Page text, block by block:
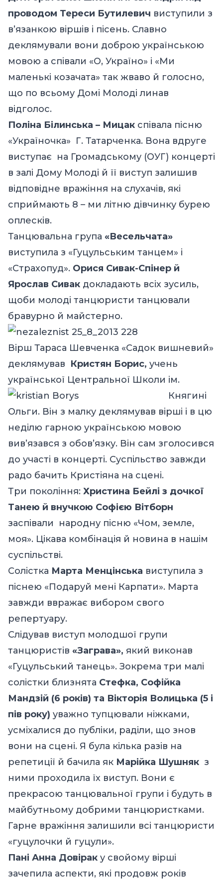
проводом Тереси Бутилевич виступили з
в’язанкою віршів і пісень. Славно
деклямували вони доброю українською
мовою а співали «О, Україно» і «Ми
маленькі козачата» так жваво й голосно,
що по всьому Домі Молоді линав
відголос.
Поліна Білинська – Мицак співала пісню
«Україночка» Г. Татарченка. Вона вдруге
виступає на Громадському (ОУГ) концерті
в залі Дому Молоді й її виступ залишив
відповідне вражіння на слухачів, які
сприймають 8 – ми літню дівчинку бурею
оплесків.
Танцювальна група «Весельчата»
виступила з «Гуцульським танцем» і
«Страхопуд». Орися Сивак-Спінер й
Ярослав Сивак докладають всіх зусиль,
щоби молоді танцюристи танцювали
бравурно й майстерно.
Вірш Тараса Шевченка «Садок вишневий»
деклямував Кристян Борис, учень
української Центральної Школи ім.
Княгині
Ольги. Він з малку деклямував вірші і в цю
неділю гарною українською мовою
вив’язався з обов’язку. Він сам зголосився
до участі в концерті. Суспільство завжди
радо бачить Кристіяна на сцені.
Три покоління: Христина Бейлі з дочкої
Танею й внучкою Софією Вітборн
заспівали народну пісню «Чом, земле,
моя». Цікава комбінація й новина в нашім
суспільстві.
Солістка Марта Менцінська виступила з
піснею «Подаруй мені Карпати». Марта
завжди ввражає вибором свого
репертуару.
Слідував виступ молодшої групи
танцюристів «Заграва», який виконав
«Гуцульський танець». Зокрема три малі
солістки близнята Стефка, Софійка
Мандзій (6 років) та Вікторія Волицька (5 і
пів року) уважно тупцювали ніжками,
усміхалися до публіки, раділи, що знов
вони на сцені. Я була кілька разів на
репетиції й бачила як Марійка Шушняк з
ними проходила їх виступ. Вони є
прекрасою танцювальної групи і будуть в
майбутньому добрими танцюристками.
Гарне вражіння залишили всі танцюристи
«гуцулочки й гуцули».
Пані Анна Довірак у свойому вірші
зачепила аспекти, які продовж років